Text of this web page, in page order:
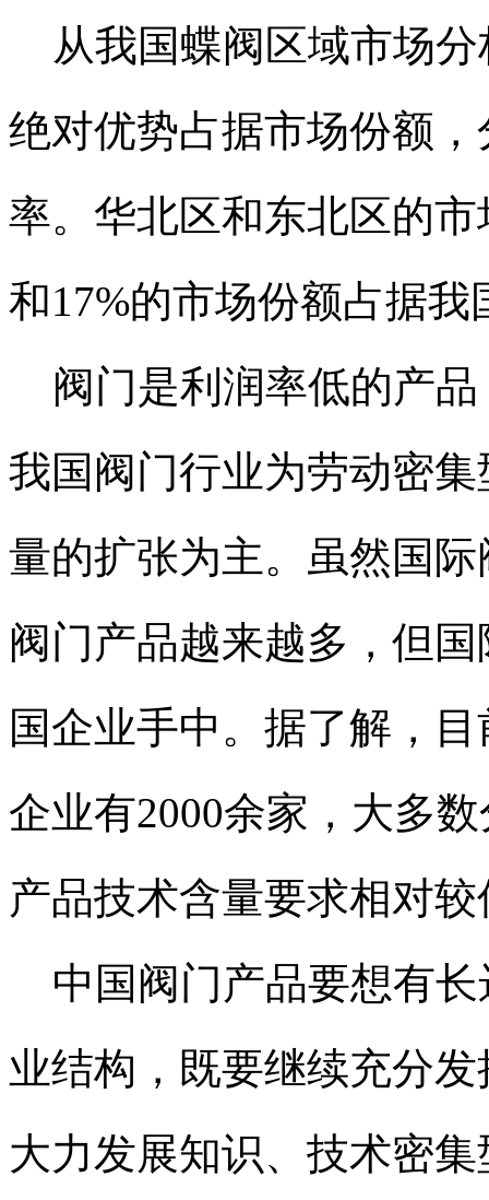
从我国蝶阀区域市场分
绝对优势占据市场份额
率。华北区和东北区的
和17%的市场份额占据
阀门是利润率低的产品
我国阀门行业为劳动密
量的扩张为主。虽然国
阀门产品越来越多，但
国企业手中。据了解，
企业有2000余家，大多
产品技术含量要求相对
中国阀门产品要想有长
业结构，既要继续充分
大力发展知识、技术密